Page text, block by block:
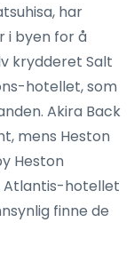
har
i byen for å
krydderet Salt
hotellet, som
Akira Back
mens Heston
Heston
Atlantis-hotellet
finne de